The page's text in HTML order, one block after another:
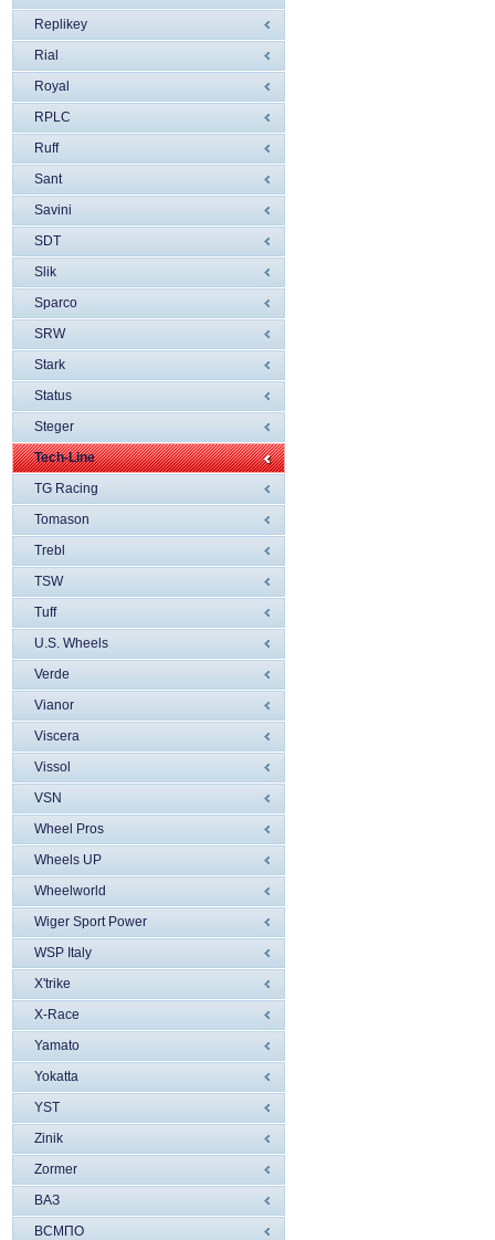
Replikey
Rial
Royal
RPLC
Ruff
Sant
Savini
SDT
Slik
Sparco
SRW
Stark
Status
Steger
Tech-Line
TG Racing
Tomason
Trebl
TSW
Tuff
U.S. Wheels
Verde
Vianor
Viscera
Vissol
VSN
Wheel Pros
Wheels UP
Wheelworld
Wiger Sport Power
WSP Italy
X'trike
X-Race
Yamato
Yokatta
YST
Zinik
Zormer
ВАЗ
ВСМПО